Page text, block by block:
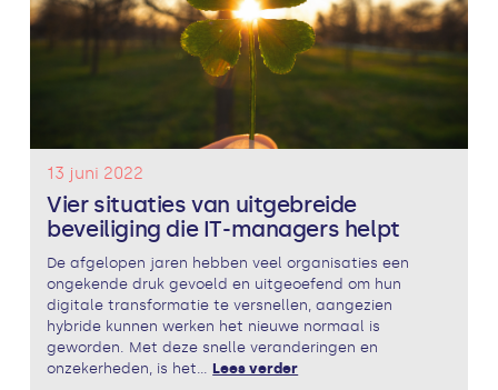
13 juni 2022
Vier situaties van uitgebreide
beveiliging die IT-managers helpt
De afgelopen jaren hebben veel organisaties een
ongekende druk gevoeld en uitgeoefend om hun
digitale transformatie te versnellen, aangezien
hybride kunnen werken het nieuwe normaal is
geworden. Met deze snelle veranderingen en
onzekerheden, is het... Lees verder